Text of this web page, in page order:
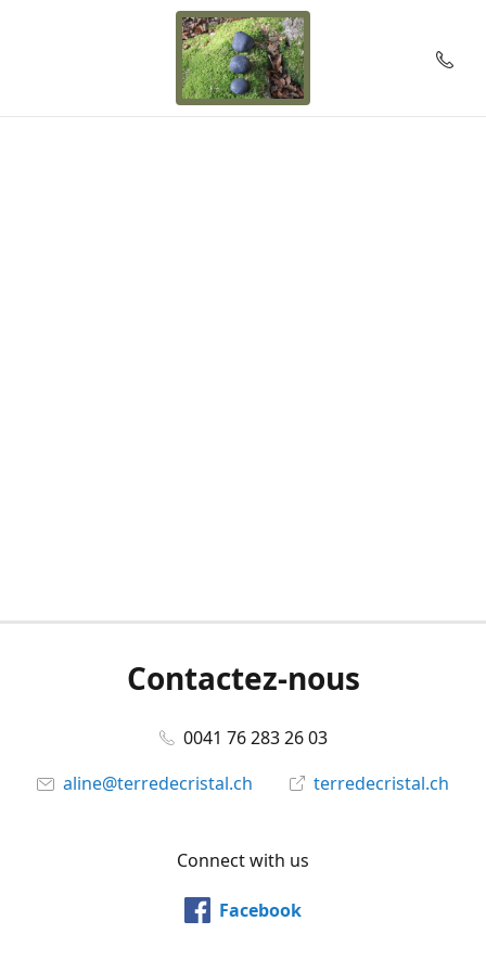
Contactez-nous
0041 76 283 26 03
aline@terredecristal.ch
terredecristal.ch
Connect with us
Facebook